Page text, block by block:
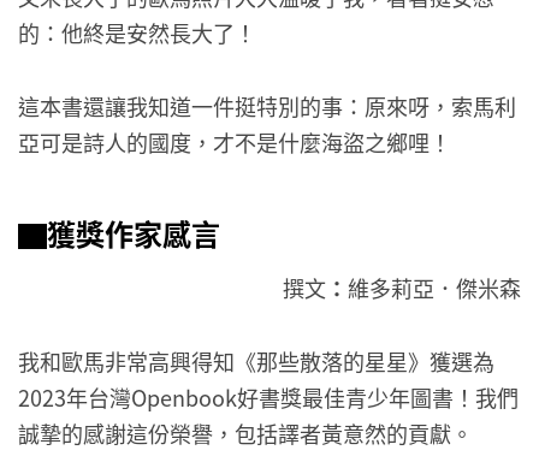
的：他終是安然長大了！
這本書還讓我知道一件挺特別的事：原來呀，索馬利
亞可是詩人的國度，才不是什麼海盜之鄉哩！
▇獲獎作家感言
撰文 ： 維多莉亞．傑米森
我和歐馬非常高興得知《那些散落的星星》獲選為
2023年台灣Openbook好書獎最佳青少年圖書！我們
誠摯的感謝這份榮譽，包括譯者黃意然的貢獻。